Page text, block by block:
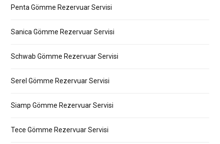
Penta Gömme Rezervuar Servisi
Sanica Gömme Rezervuar Servisi
Schwab Gömme Rezervuar Servisi
Serel Gömme Rezervuar Servisi
Siamp Gömme Rezervuar Servisi
Tece Gömme Rezervuar Servisi